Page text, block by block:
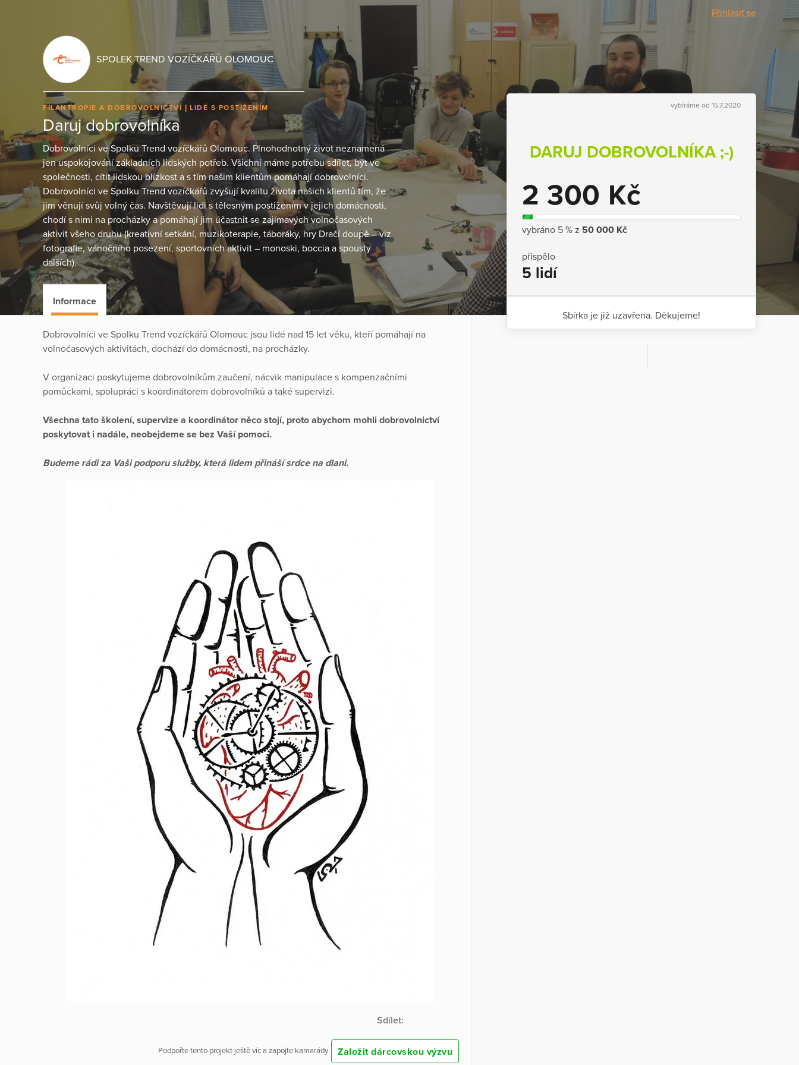
Přihlásit se
SPOLEK TREND VOZÍČKÁŘŮ OLOMOUC
FILANTROPIE A DOBROVOLNICTVÍ LIDÉ S POSTIŽENÍM
Daruj dobrovolníka
Dobrovolníci ve Spolku Trend vozíčkářů Olomouc. Plnohodnotný život neznamená
jen uspokojování základních lidských potřeb. Všichni máme potřebu sdílet, být ve
společnosti, cítit lidskou blízkost a s tím našim klientům pomáhají dobrovolníci.
Dobrovolníci ve Spolku Trend vozíčkářů zvyšují kvalitu života našich klientů tím, že
jim věnují svůj volný čas. Navštěvují lidi s tělesným postižením v jejich domácnosti,
chodí s nimi na procházky a pomáhají jim účastnit se zajímavých volnočasových
aktivit všeho druhu (kreativní setkání, muzikoterapie, táboráky, hry Dračí doupě – viz
fotografie, vánočního posezení, sportovních aktivit – monoski, boccia a spousty
dalších).
vybíráme od 15.7.2020
DARUJ DOBROVOLNÍKA ;-)
2 300 Kč
vybráno 5 % z 50 000 Kč
přispělo
5 lidí
Sbírka je již uzavřena. Děkujeme!
Informace
Dobrovolníci ve Spolku Trend vozíčkářů Olomouc jsou lidé nad 15 let věku, kteří pomáhají na
volnočasových aktivitách, dochází do domácnosti, na procházky.
V organizaci poskytujeme dobrovolníkům zaučení, nácvik manipulace s kompenzačními
pomůckami, spolupráci s koordinátorem dobrovolníků a také supervizi.
Všechna tato školení, supervize a koordinátor něco stojí, proto abychom mohli dobrovolnictví
poskytovat i nadále, neobejdeme se bez Vaší pomoci.
Budeme rádi za Vaši podporu služby, která lidem přináší srdce na dlani.
Sdílet:
Podpořte tento projekt ještě víc a zapojte kamarády Založit dárcovskou výzvu